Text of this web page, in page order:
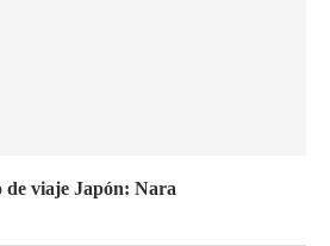
de viaje Japón: Nara